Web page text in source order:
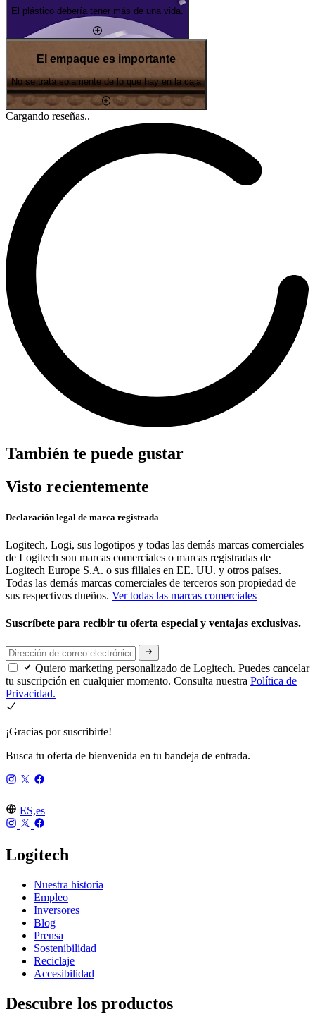
El plástico debería tener más de una vida.
El empaque es importante
No se trata solamente de lo que hay en la caja
Cargando reseñas..
También te puede gustar
Visto recientemente
Declaración legal de marca registrada
Logitech, Logi, sus logotipos y todas las demás marcas comerciales
de Logitech son marcas comerciales o marcas registradas de
Logitech Europe S.A. o sus filiales en EE. UU. y otros países.
Todas las demás marcas comerciales de terceros son propiedad de
sus respectivos dueños. Ver todas las marcas comerciales
Suscríbete para recibir tu oferta especial y ventajas exclusivas.
Quiero marketing personalizado de Logitech. Puedes cancelar
tu suscripción en cualquier momento. Consulta nuestra Política de
Privacidad.
¡Gracias por suscribirte!
Busca tu oferta de bienvenida en tu bandeja de entrada.
ES,es
Logitech
Nuestra historia
Empleo
Inversores
Blog
Prensa
Sostenibilidad
Reciclaje
Accesibilidad
Descubre los productos